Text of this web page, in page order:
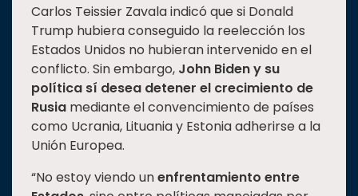
Carlos Teissier Zavala indicó que si Donald
Trump hubiera conseguido la reelección los
Estados Unidos no hubieran intervenido en el
conflicto. Sin embargo, John Biden y su
política sí desea detener el crecimiento de
Rusia mediante el convencimiento de países
como Ucrania, Lituania y Estonia adherirse a la
Unión Europea.
“No estoy viendo unenfrentamiento entre